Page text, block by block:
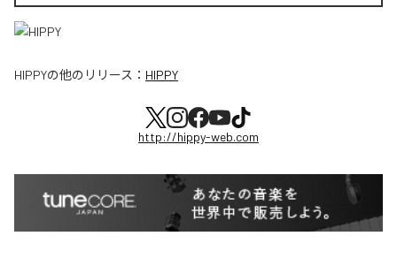
HIPPYの他のリリース： HIPPY
http://hippy-web.com